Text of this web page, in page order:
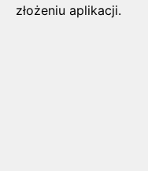
złożeniu aplikacji.